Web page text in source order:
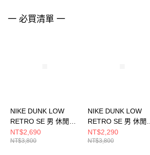
一 必買清單 一
NIKE DUNK LOW
RETRO SE 男 休閒鞋
IB6399300
NT$2,690
NT$3,800
NIKE DUNK LOW
RETRO SE 男 休閒鞋
HV5749110
NT$2,290
NT$3,800